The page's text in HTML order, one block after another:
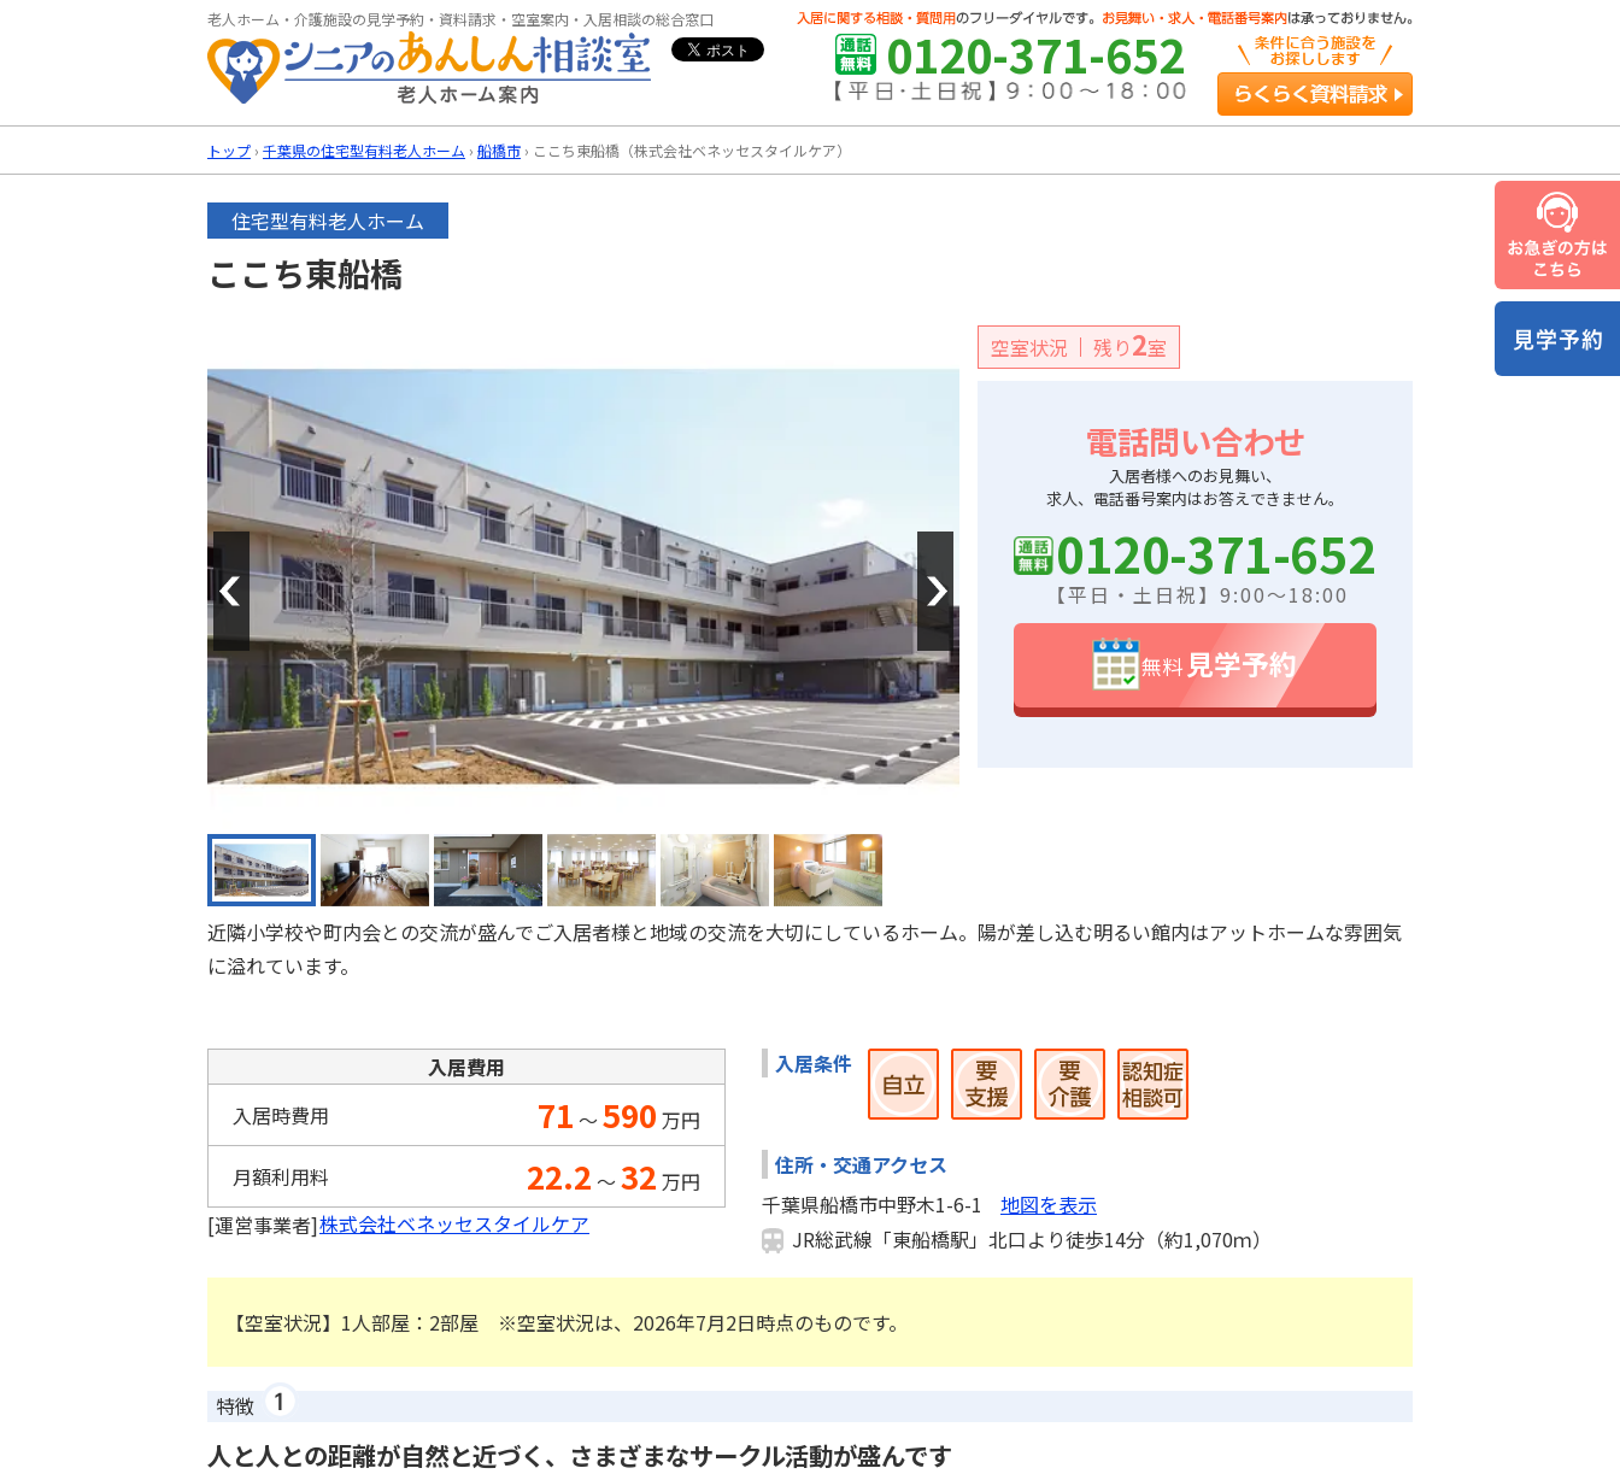
老人ホーム・介護施設の見学予約・資料請求・空室案内・入居相談の総合窓口
0120-371-652
トップ › 千葉県の住宅型有料老人ホーム › 船橋市 › ここち東船橋（株式会社ベネッセスタイルケア）
住宅型有料老人ホーム
ここち東船橋
Previous
空室状況 残り2室
電話問い合わせ
入居者様へのお見舞い、
求人、電話番号案内はお答えできません。
0120-371-652
【平日・土日祝】9:00～18:00
無料見学予約
近隣小学校や町内会との交流が盛んでご入居者様と地域の交流を大切にしているホーム。陽が差し込む明るい館内はアットホームな雰囲気
に溢れています。
入居費用
入居時費用
71 ～ 590 万円
月額利用料
22.2 ～ 32 万円
[運営事業者]株式会社ベネッセスタイルケア
入居条件
住所・交通アクセス
千葉県船橋市中野木1-6-1
地図を表示
JR総武線「東船橋駅」北口より徒歩14分（約1,070ｍ）
【空室状況】1人部屋：2部屋 ※空室状況は、2026年7月2日時点のものです。
特徴
人と人との距離が自然と近づく、さまざまなサークル活動が盛んです